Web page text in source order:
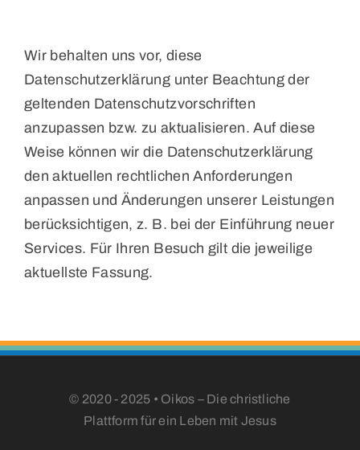
Wir behalten uns vor, diese
Datenschutzerklärung unter Beachtung der
geltenden Datenschutzvorschriften
anzupassen bzw. zu aktualisieren. Auf diese
Weise können wir die Datenschutzerklärung
den aktuellen rechtlichen Anforderungen
anpassen und Änderungen unserer Leistungen
berücksichtigen, z. B. bei der Einführung neuer
Services. Für Ihren Besuch gilt die jeweilige
aktuellste Fassung.
© 2020 - 2025 • Oikos – Die christliche
Plattform für ein Leben mit Jesus